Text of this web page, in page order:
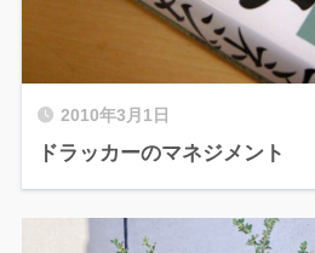
2010年3月1日
ドラッカーのマネジメント